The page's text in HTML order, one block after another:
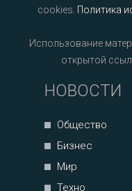
cookies. Политика
Использование
открытой
НОВОСТИ
Общество
Бизнес
Мир
Техно